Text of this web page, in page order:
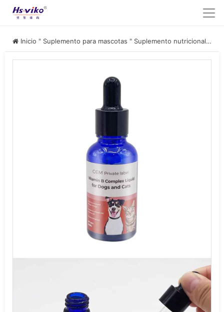
Inicio " Suplemento para mascotas " Suplemento nutricional para mascotas